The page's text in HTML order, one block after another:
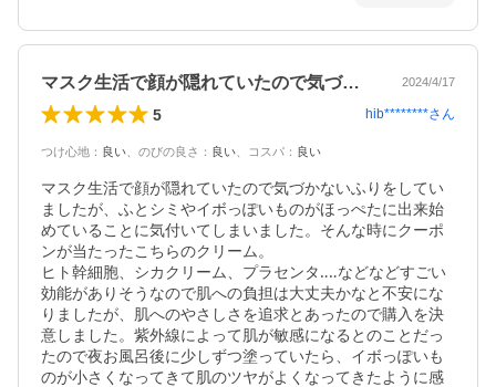
マスク生活で顔が隠れていたので気づかな… 2024/4/17
5 hib********さん
つけ心地 ： 良い のびの良さ ： 良い コスパ ： 良い
マスク生活で顔が隠れていたので気づかないふりをしてい
ましたが、ふとシミやイボっぽいものがほっぺたに出来始
めていることに気付いてしまいました。そんな時にクーポ
ンが当たったこちらのクリーム。
ヒト幹細胞、シカクリーム、プラセンタ‥‥などなどすごい
効能がありそうなので肌への負担は大丈夫かなと不安にな
りましたが、肌へのやさしさを追求とあったので購入を決
意しました。紫外線によって肌が敏感になるとのことだっ
たので夜お風呂後に少しずつ塗っていたら、イボっぽいも
のが小さくなってきて肌のツヤがよくなってきたように感